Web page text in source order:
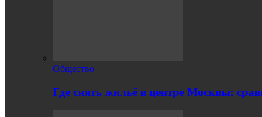
Общество
Где снять жильё в центре Москвы: